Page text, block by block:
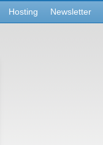
Hosting Newsletter